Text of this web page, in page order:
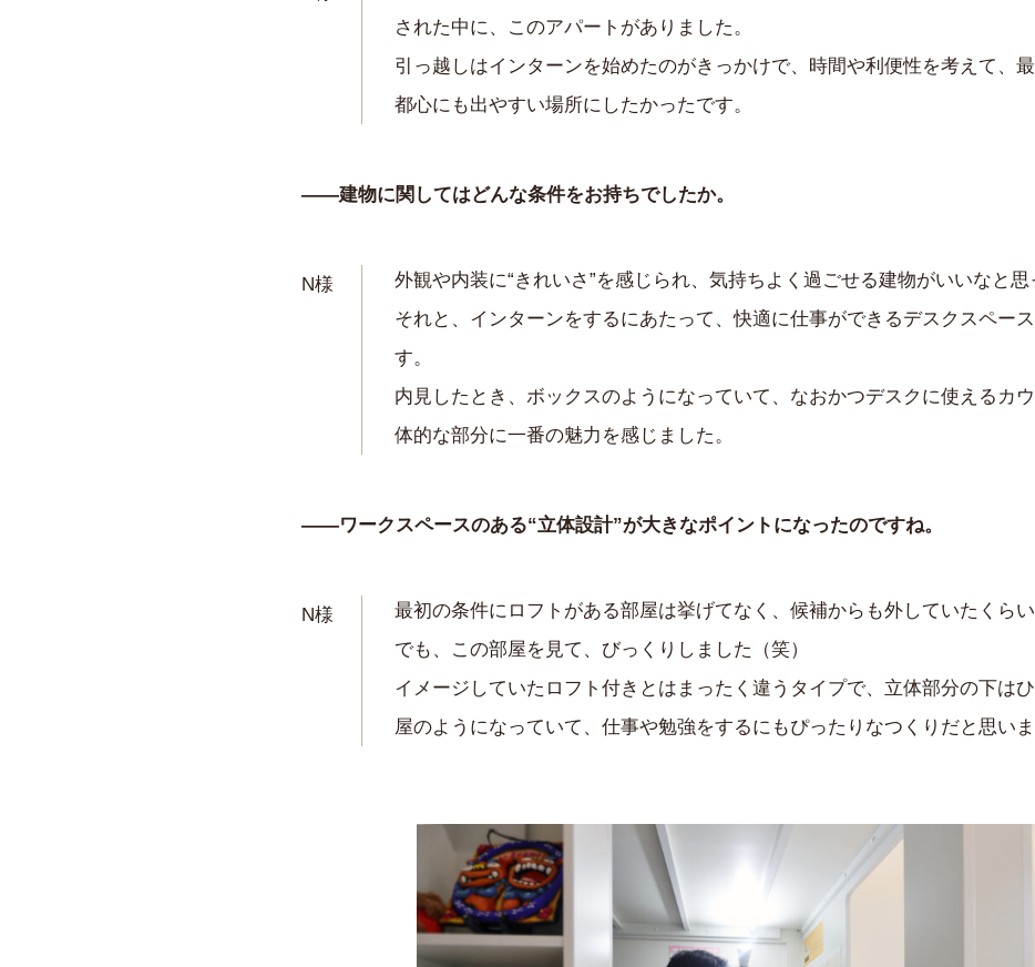
された中に、このアパートがありました。
引っ越しはインターンを始めたのがきっかけで、時間や利便性を考えて、最
都心にも出やすい場所にしたかったです。
——建物に関してはどんな条件をお持ちでしたか。
N様
外観や内装に“きれいさ”を感じられ、気持ちよく過ごせる建物がいいなと思
それと、インターンをするにあたって、快適に仕事ができるデスクスペー
す。
内見したとき、ボックスのようになっていて、なおかつデスクに使えるカ
体的な部分に一番の魅力を感じました。
——ワークスペースのある“立体設計”が大きなポイントになったのですね。
N様
最初の条件にロフトがある部屋は挙げてなく、候補からも外していたくらい
でも、この部屋を見て、びっくりしました（笑）
イメージしていたロフト付きとはまったく違うタイプで、立体部分の下は
屋のようになっていて、仕事や勉強をするにもぴったりなつくりだと思いま